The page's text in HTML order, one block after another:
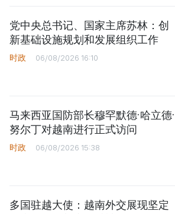
党中央总书记、国家主席苏林：创
新基础设施规划和发展组织工作
时政 06/08/2026 16:10
马来西亚国防部长穆罕默德·哈立德·
努尔丁对越南进行正式访问
时政 06/08/2026 15:38
多国驻越大使：越南外交展现坚定